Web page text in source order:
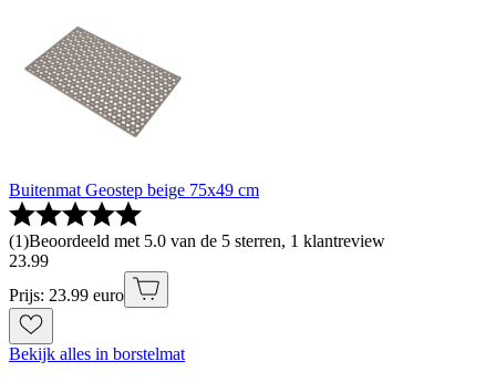
Buitenmat Geostep beige 75x49 cm
(1)Beoordeeld met 5.0 van de 5 sterren, 1 klantreview
23.99
Prijs: 23.99 euro
Bekijk alles in borstelmat